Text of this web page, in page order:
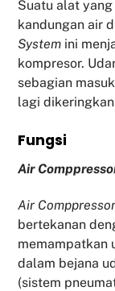
Suatu alat
kandungan air
System ini
kompresor.
sebagian
lagi
Fungsi
Air
Air Comppressor
bertekanan
memampatkan
dalam bejana
(sistem